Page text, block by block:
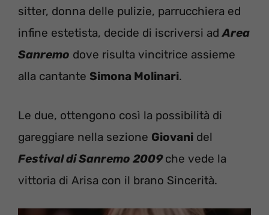
sitter, donna delle pulizie, parrucchiera ed
infine estetista, decide di iscriversi adArea
Sanremo dove risulta vincitrice assieme
alla cantante Simona Molinari.
Le due, ottengono così la possibilità di
gareggiare nella sezione Giovani del
Festival di Sanremo 2009 che vede la
vittoria di Arisa con il brano Sincerità.